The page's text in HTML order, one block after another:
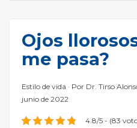
Ojos
me pasa?
Estilo de vida Por Dr. Tirso
junio de 2022
4.8/5 - (83